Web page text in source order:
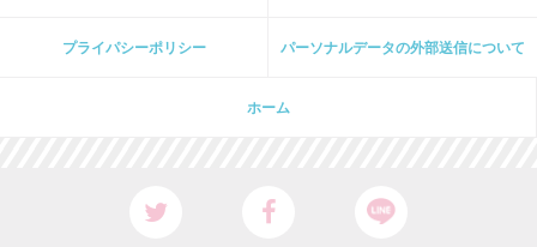
プライパシーポリシー パーソナルデータの外部送信について
ホーム